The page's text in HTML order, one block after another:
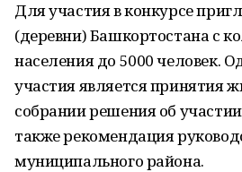
Для участия в конкурсе
(деревни) Башкортостана с
населения до 5000 человек.
участия является принятия
собрании решения об участии
также рекомендация
муниципального района.